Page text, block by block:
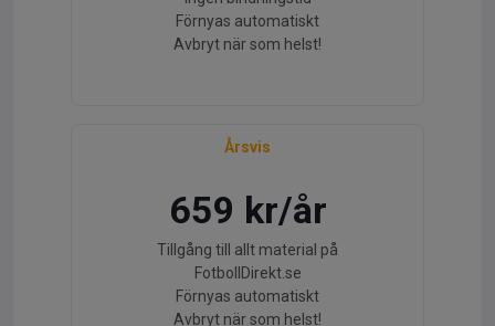
Förnyas automatiskt
Avbryt när som helst!
Årsvis
659 kr/år
Tillgång till allt material på
FotbollDirekt.se
Förnyas automatiskt
Avbryt när som helst!